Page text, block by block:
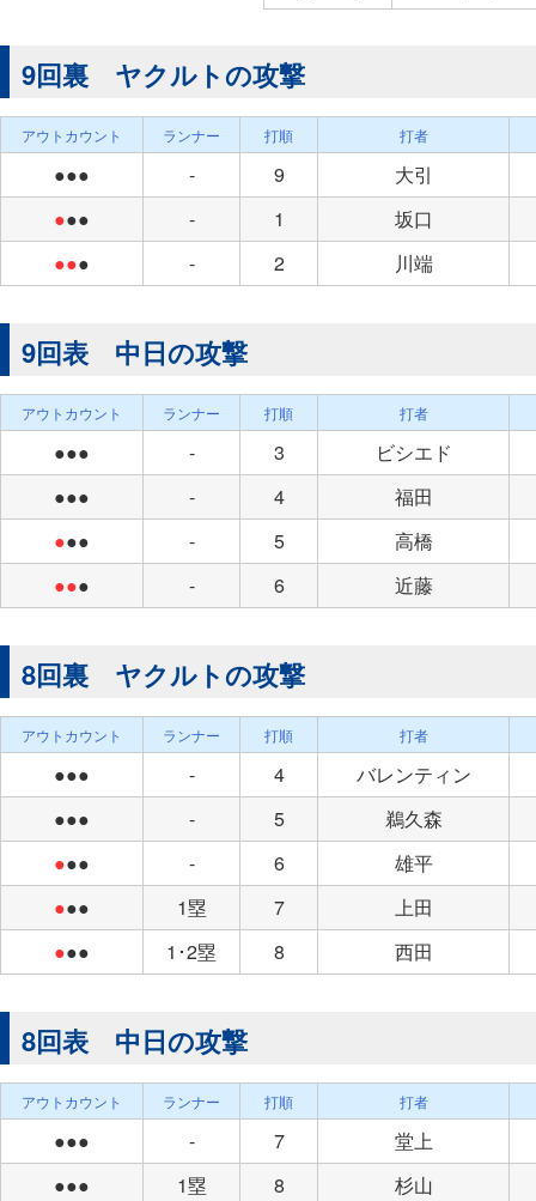
9回裏 ヤクルトの攻撃
アウトカウント ランナー 打順 打者
●●● - 9
大引
●●● - 1
坂口
●●● - 2 川端
9回表 中日の攻撃
アウトカウント ランナー 打順 打者
●●● - 3
ビシエド
●●●
- 4
福田
●●● - 5
高橋
●●● - 6 近藤
8回裏 ヤクルトの攻撃
アウトカウント ランナー 打順 打者
●●● - 4
バレンティン
●●●
- 5
鵜久森
●●● - 6
雄平
●●● 1塁 7
上田
●●● 1･2塁 8 西田
8回表 中日の攻撃
アウトカウント ランナー 打順 打者
●●● - 7
堂上
●●●
1塁 8
杉山